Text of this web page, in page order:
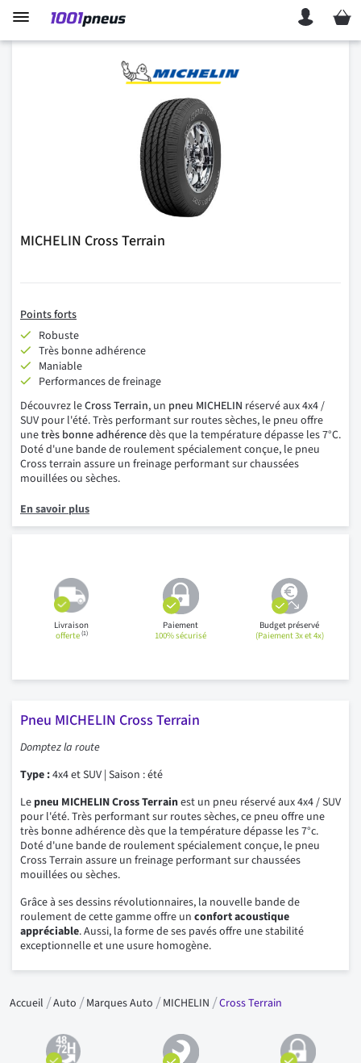
Mon
MICHELIN Cross Terrain
Points forts
Robuste
Très bonne adhérence
Maniable
Performances de freinage
Découvrez leCross Terrain, un pneu MICHELIN réservé aux 4x4 /
SUV pour l'été. Très performant sur routes sèches, le pneu offre
unetrès bonne adhérencedès que la température dépasse les 7°C.
Doté d'une bande de roulement spécialement conçue, le pneu
Cross terrain assure un freinage performant sur chaussées
mouillées ou sèches.
En savoir plus
Livraison
offerte(1)
Paiement
100% sécurisé
Budget préservé
(Paiement 3x et 4x)
Pneu MICHELIN Cross Terrain
Domptez la route
Type :4x4 et SUV | Saison : été
Le pneu MICHELIN Cross Terrainest un pneu réservé aux 4x4 / SUV
pour l'été. Très performant sur routes sèches, ce pneu offre une
très bonne adhérence dès que la température dépasse les 7°c.
Doté d'une bande de roulement spécialement conçue, le pneu
Cross Terrain assure un freinage performant sur chaussées
mouillées ou sèches.
Grâce à ses dessins révolutionnaires, la nouvelle bande de
roulement de cette gamme offre un confort acoustique
appréciable. Aussi, la forme de ses pavés offre une stabilité
exceptionnelle et une usure homogène.
Accueil Auto Marques Auto MICHELIN Cross Terrain